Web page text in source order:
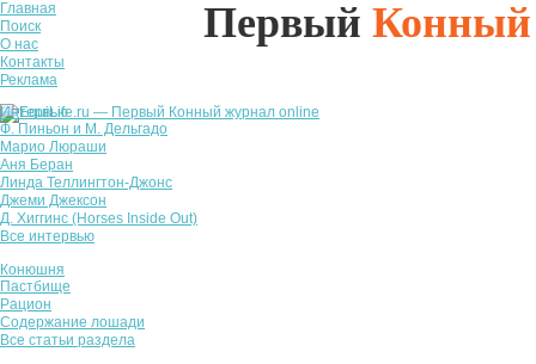
Главная
Поиск
О нас
Контакты
Реклама
Первый Конный
Интервью
Ф. Пиньон и М. Дельгадо
Марио Люраши
Аня Беран
Линда Теллингтон-Джонс
Джеми Джексон
Д. Хиггинс (Horses Inside Out)
Все интервью
Конюшня
Пастбище
Рацион
Содержание лошади
Все статьи раздела